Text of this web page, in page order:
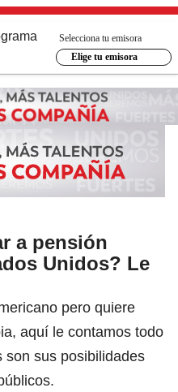
Selecciona tu emisora
Elige tu emisora
a pensión
Unidos? Le
pero quiere
aquí le contamos todo
son sus posibilidades